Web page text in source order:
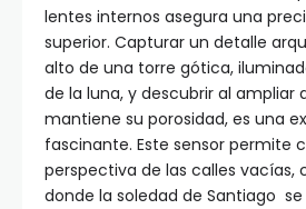
lentes internos asegura una
superior. Capturar un detalle
alto de una torre gótica,
de la luna, y descubrir al ampliar
mantiene su porosidad, es una
fascinante. Este sensor permite
perspectiva de las calles vacías,
donde la soledad de Santiago